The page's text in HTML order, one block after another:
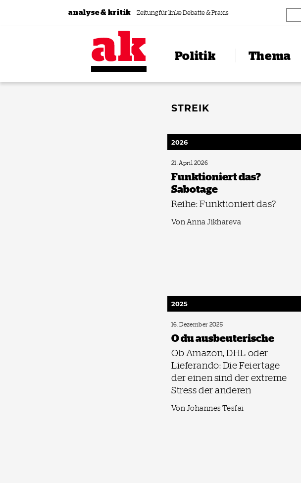
Zum Inhalt springen
analyse & kritik Zeitung für linke Debatte & Praxis
Politik Thema
STREIK
2026
21. April 2026
Funktioniert das?
Sabotage
Reihe: Funktioniert das?
Von Anna Jikhareva
2025
16. Dezember 2025
O du ausbeuterische
Ob Amazon, DHL oder
Lieferando: Die Feiertage
der einen sind der extreme
Stress der anderen
Von Johannes Tesfai